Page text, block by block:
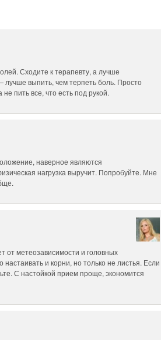
Сходите к терапевту, а лучше
выпить, чем терпеть боль. Просто
пить все, что есть под рукой.
наверное являются
нагрузка выручит. Попробуйте. Мне
от метеозависимости и головных
и корни, но только не листья. Если
С настойкой прием проще, экономится